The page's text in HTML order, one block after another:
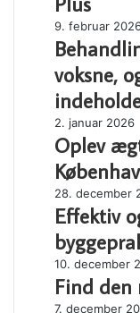
Kvinder
40
Plus
for
til
voksne,
og
hvad
de
typisk
indeholder
9. februar
voksne,
Oplev
ægte
italiensk
mad
i
København
2. januar 2026
Oplev
Effektiv
og
byggepraksis
28. december
Effektiv
Find
den
10. december
Find den
Optimer
7. december